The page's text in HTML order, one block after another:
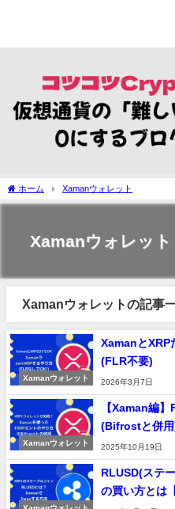
ホーム Xamanウォレット
Xamanウォレット
Xamanウォレットの記事
Xamanウォレット
XamanとXRP
(FLR不要)
2026年3月7日
Xamanウォレット
【Xaman編
(Bifrostと併用
2025年10月19日
RLUSD(ステ
の買い方とは